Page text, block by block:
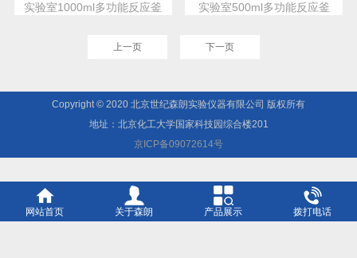
实验室1000ml多功能反应釜 实验室500ml多功能反应釜
上一页 下一页
Copyright © 2020 北京世纪森朗实验仪器有限公司 版权所有
地址：北京化工大学国家科技园综合楼201
京ICP备09072614号
网站首页 关于森朗 产品展示 拨打电话